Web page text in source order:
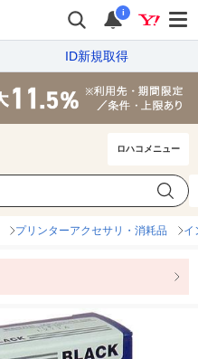
i
ID新規取得
ロハコメニュー
プリンターアクセサリ・消耗品 イ